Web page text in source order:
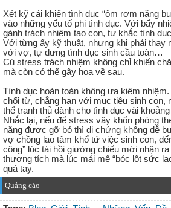
Xét kỹ cái khiến tình dục “ôm rơm nặng
vào những yếu tố phi tình dục. Với bấy
gánh trách nhiệm tạo con, tự khắc tình
Với từng ấy kỹ thuật, nhưng khi phải thay
với vợ, tự dưng tình dục sinh cầu toàn…
Cú stress trách nhiệm không chỉ khiến
mà còn có thể gây họa về sau.
Tình dục hoàn toàn không ưa kiêm
chối từ, chẳng hạn với mục tiêu sinh con,
thể tranh thủ dành cho tình dục vài
Nhắc lại, nếu để stress vây khốn phòng
nặng được gỡ bỏ thì di chứng không dễ
vợ chồng lao tâm khổ tứ việc sinh con,
công” lúc tái hồi giường chiếu mới nhận
thương tích mà lúc mải mê “bóc lột sức
quá tay.
Quảng cáo